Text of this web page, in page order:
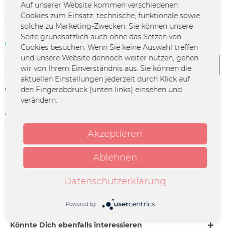
47,85 € *
*inkl. MwSt.zzgl. Versandkosten
Sofort verfügbar | 3 - 4 Werktage
In den Warenkorb
Merken
Artikel-Nr.:
Herstellerinfo:
Merchcowboy GmbH & Co. KG |
Friedrich-Ebert-Straße 7 | 48153
Münster |
Bochum Venue: ZFR Einlass: 18:00 Uhr...
Könnte Dich ebenfalls interessieren
Auf unserer Website kommen verschiedenen
Cookies zum Einsatz: technische, funktionale sowie
solche zu Marketing-Zwecken. Sie können unsere
Seite grundsätzlich auch ohne das Setzen von
Cookies besuchen. Wenn Sie keine Auswahl treffen
und unsere Website dennoch weiter nutzen, gehen
wir von Ihrem Einverständnis aus. Sie können die
aktuellen Einstellungen jederzeit durch Klick auf
den Fingerabdruck (unten links) einsehen und
verändern.
Akzeptieren
Ablehnen
Datenschutzerklärung
Powered by